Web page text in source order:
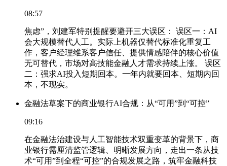
08:57
焦虑”，刘建军特别提醒要避开三大误区： 误区一：AI
会大规模替代人工。实际上机器仅替代标准化重复工
作，客户经理维系客户信任、提供情感陪伴的核心价值
无可替代，市场对高技能金融人才需求持续上涨。 误区
二：强求AI投入短期回本。一年内就要回本、短期内回
本，不现实。
金融法草案下的商业银行AI合规：从“可用”到“可控”
09:16
在金融法治建设与人工智能技术双重变革的背景下，商
业银行需厘清监管逻辑、明晰发展方向，走出一条从技
术“可用”到全程“可控”的合规发展之路，筑牢金融科技